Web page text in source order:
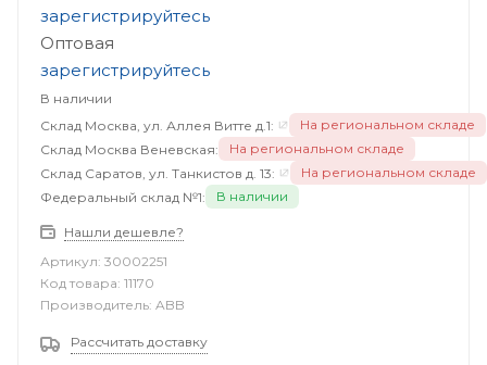
зарегистрируйтесь
Оптовая
зарегистрируйтесь
В наличии
Склад Москва, ул. Аллея Витте д.1:
На региональном складе
Склад Москва Веневская:
На региональном складе
Склад Саратов, ул. Танкистов д. 13:
На региональном складе
Федеральный склад №1:
В наличии
Нашли дешевле?
Артикул: 30002251
Код товара: 11170
Производитель: ABB
Рассчитать доставку